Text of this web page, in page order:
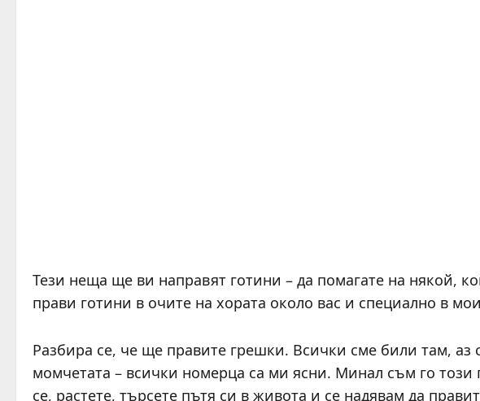
Тези неща ще ви направят готини – да помагате на някой,
прави готини в очите на хората около вас и специално в
Разбира се, че ще правите грешки. Всички сме били там, аз
момчетата – всички номерца са ми ясни. Минал съм го този
се, растете, търсете пътя си в живота и се надявам да